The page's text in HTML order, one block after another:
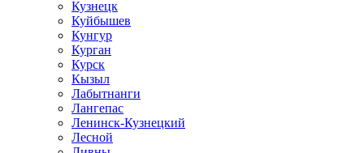
Кузнецк
Куйбышев
Кунгур
Курган
Курск
Кызыл
Лабытнанги
Лангепас
Ленинск-Кузнецкий
Лесной